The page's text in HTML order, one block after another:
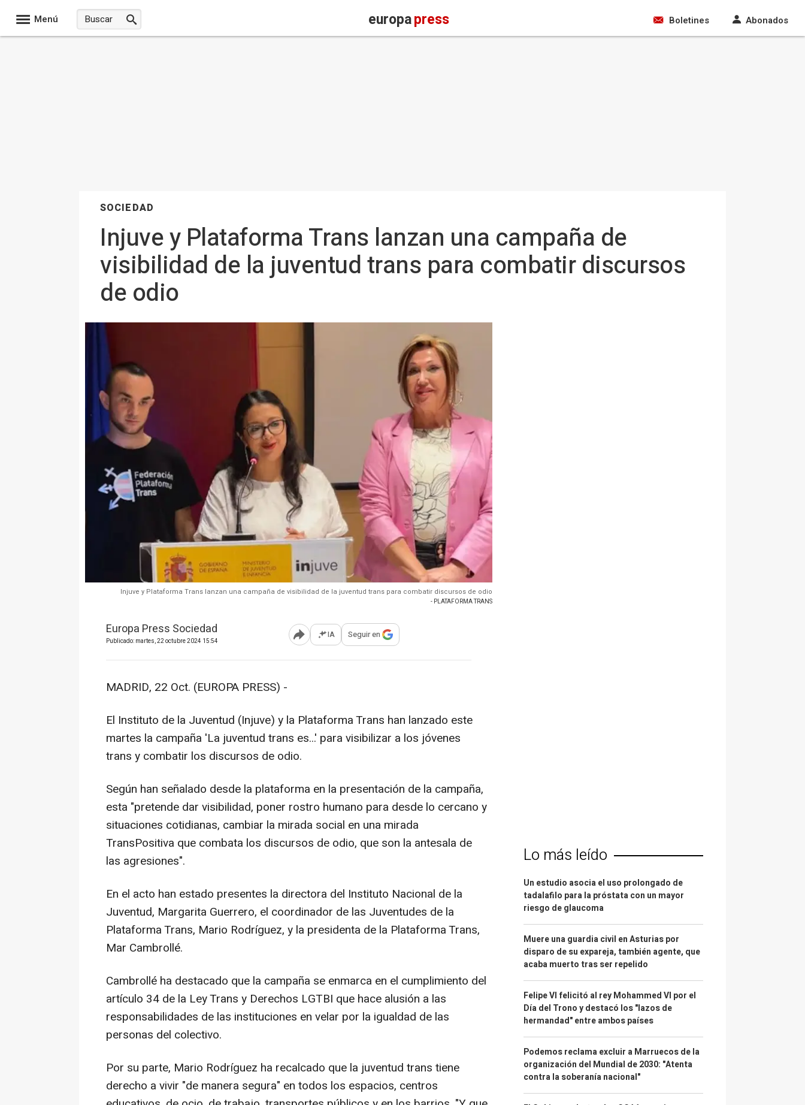
Menú europapress Boletines Abonados
SOCIEDAD
Injuve y Plataforma Trans lanzan una campaña de
visibilidad de la juventud trans para combatir discursos
de odio
Injuve y Plataforma Trans lanzan una campaña de visibilidad de la juventud trans para combatir discursos de odio
- PLATAFORMA TRANS
Europa Press Sociedad
Publicado: martes, 22 octubre 2024 15:54 Abrir opciones para compartir
IA Seguir en
MADRID, 22 Oct. (EUROPA PRESS) -
El Instituto de la Juventud (Injuve) y la Plataforma Trans han lanzado este
martes la campaña 'La juventud trans es...' para visibilizar a los jóvenes
trans y combatir los discursos de odio.
Según han señalado desde la plataforma en la presentación de la campaña,
esta "pretende dar visibilidad, poner rostro humano para desde lo cercano y
situaciones cotidianas, cambiar la mirada social en una mirada
TransPositiva que combata los discursos de odio, que son la antesala de
las agresiones".
En el acto han estado presentes la directora del Instituto Nacional de la
Juventud, Margarita Guerrero, el coordinador de las Juventudes de la
Plataforma Trans, Mario Rodríguez, y la presidenta de la Plataforma Trans,
Mar Cambrollé.
Cambrollé ha destacado que la campaña se enmarca en el cumplimiento del
artículo 34 de la Ley Trans y Derechos LGTBI que hace alusión a las
responsabilidades de las instituciones en velar por la igualdad de las
personas del colectivo.
Por su parte, Mario Rodríguez ha recalcado que la juventud trans tiene
derecho a vivir "de manera segura" en todos los espacios, centros
Lo más leído
Un estudio asocia el uso prolongado de
tadalafilo para la próstata con un mayor
riesgo de glaucoma
Muere una guardia civil en Asturias por
disparo de su expareja, también agente, que
acaba muerto tras ser repelido
Felipe VI felicitó al rey Mohammed VI por el
Día del Trono y destacó los "lazos de
hermandad" entre ambos países
Podemos reclama excluir a Marruecos de la
organización del Mundial de 2030: "Atenta
contra la soberanía nacional"